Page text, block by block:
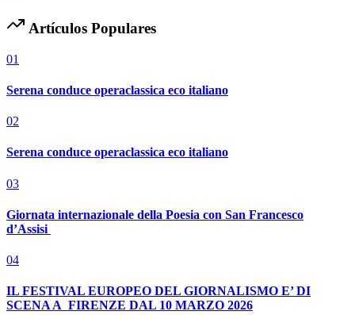
Artículos Populares
01
Serena conduce operaclassica eco italiano
02
Serena conduce operaclassica eco italiano
03
Giornata internazionale della Poesia con San Francesco
d’Assisi
04
IL FESTIVAL EUROPEO DEL GIORNALISMO E’ DI
SCENA A FIRENZE DAL 10 MARZO 2026